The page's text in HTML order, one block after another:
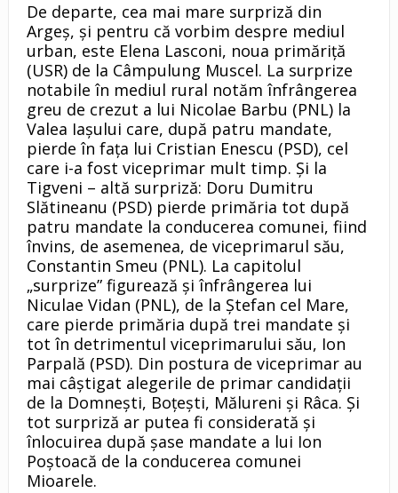
De departe, cea mai mare surpriză din
Argeș, și pentru că vorbim despre mediul
urban, este Elena Lasconi, noua primăriţă
(USR) de la Câmpulung Muscel. La surprize
notabile în mediul rural notăm înfrângerea
greu de crezut a lui Nicolae Barbu (PNL) la
Valea Iașului care, după patru mandate,
pierde în fața lui Cristian Enescu (PSD), cel
care i-a fost viceprimar mult timp. Și la
Tigveni – altă surpriză: Doru Dumitru
Slătineanu (PSD) pierde primăria tot după
patru mandate la conducerea comunei, fiind
învins, de asemenea, de viceprimarul său,
Constantin Smeu (PNL). La capitolul
„surprize” figurează și înfrângerea lui
Niculae Vidan (PNL), de la Ștefan cel Mare,
care pierde primăria după trei mandate și
tot în detrimentul viceprimarului său, Ion
Parpală (PSD). Din postura de viceprimar au
mai câștigat alegerile de primar candidații
de la Domneşti, Boțești, Mălureni și Râca. Și
tot surpriză ar putea fi considerată și
înlocuirea după șase mandate a lui Ion
Poștoacă de la conducerea comunei
Mioarele.